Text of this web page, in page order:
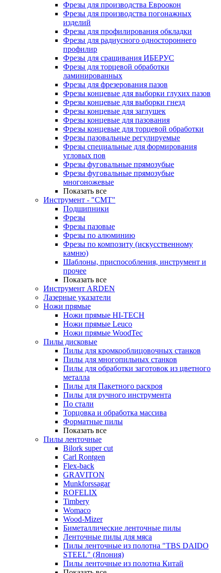
Фрезы для производства Евроокон
Фрезы для производства погонажных
изделий
Фрезы для профилирования обкладки
Фрезы для радиусного одностороннего
профилир
Фрезы для сращивания ИБЕРУС
Фрезы для торцевой обработки
ламинированных
Фрезы для фрезерования пазов
Фрезы концевые для выборки глухих пазов
Фрезы концевые для выборки гнезд
Фрезы концевые для заглушек
Фрезы концевые для пазования
Фрезы концевые для торцевой обработки
Фрезы пазовальные регулируемые
Фрезы специальные для формирования
угловых пов
Фрезы фуговальные прямозубые
Фрезы фуговальные прямозубые
многоножевые
Показать все
Инструмент - "СМТ"
Подшипники
Фрезы
Фрезы пазовые
Фрезы по алюминию
Фрезы по композиту (искусственному
камню)
Шаблоны, приспособления, инструмент и
прочее
Показать все
Инструмент ARDEN
Лазерные указатели
Ножи прямые
Ножи прямые HI-TECH
Ножи прямые Leuco
Ножи прямые WoodTec
Пилы дисковые
Пилы для кромкооблицовочных станков
Пилы для многопильных станков
Пилы для обработки заготовок из цветного
металла
Пилы для Пакетного раскроя
Пилы для ручного инструмента
По стали
Торцовка и обработка массива
Форматные пилы
Показать все
Пилы ленточные
Bilork super cut
Carl Rontgen
Flex-back
GRAVITON
Munkforssagar
ROFELIX
Timbery
Womaco
Wood-Mizer
Биметаллические ленточные пилы
Ленточные пилы для мяса
Пилы ленточные из полотна "TBS DAIDO
STEEL" (Япония)
Пилы ленточные из полотна Китай